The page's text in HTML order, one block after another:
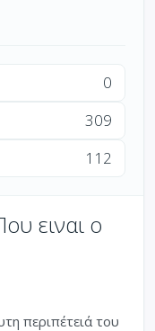
0
309
112
ειναι ο
περιπέτειά του